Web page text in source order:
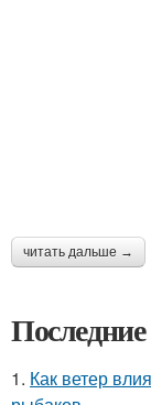
читать дальше →
1. Как ветер